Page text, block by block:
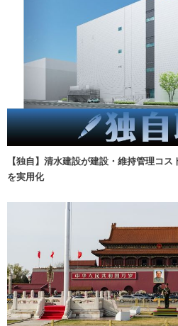
【独自】清水建設が建設・維持管理コ
を実用化